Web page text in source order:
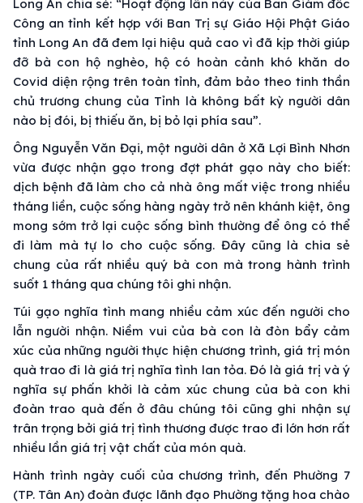
Long An chia sẻ: “Hoạt động lần này của Ban Giám đốc
Công an tỉnh kết hợp với Ban Trị sự Giáo Hội Phật Giáo
tỉnh Long An đã đem lại hiệu quả cao vì đã kịp thời giúp
đỡ bà con hộ nghèo, hộ có hoàn cảnh khó khăn do
Covid diện rộng trên toàn tỉnh, đảm bảo theo tinh thần
chủ trương chung của Tỉnh là không bất kỳ người dân
nào bị đói, bị thiếu ăn, bị bỏ lại phía sau”.
Ông Nguyễn Văn Đại, một người dân ở Xã Lợi Bình Nhơn
vừa được nhận gạo trong đợt phát gạo này cho biết:
dịch bệnh đã làm cho cả nhà ông mất việc trong nhiều
tháng liền, cuộc sống hàng ngày trở nên khánh kiệt, ông
mong sớm trở lại cuộc sống bình thường để ông có thể
đi làm mà tự lo cho cuộc sống. Đây cũng là chia sẻ
chung của rất nhiều quý bà con mà trong hành trình
suốt 1 tháng qua chúng tôi ghi nhận.
Túi gạo nghĩa tình mang nhiều cảm xúc đến người cho
lẫn người nhận. Niềm vui của bà con là đòn bẩy cảm
xúc của những người thực hiện chương trình, giá trị món
quà trao đi là giá trị nghĩa tình lan tỏa. Đó là giá trị và ý
nghĩa sự phấn khởi là cảm xúc chung của bà con khi
đoàn trao quà đến ở đâu chúng tôi cũng ghi nhận sự
trân trọng bởi giá trị tình thương được trao đi lớn hơn rất
nhiều lần giá trị vật chất của món quà.
Hành trình ngày cuối của chương trình, đến Phường 7
(TP. Tân An) đoàn được lãnh đạo Phường tặng hoa chào